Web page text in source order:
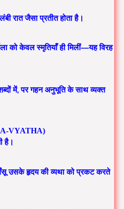
रात जैसा प्रतीत होता है।
को केवल स्मृतियाँ ही मिलीं—यह विरह
में, पर गहन अनुभूति के साथ व्यक्त
VYATHA)
है।
उसके हृदय की व्यथा को प्रकट करते